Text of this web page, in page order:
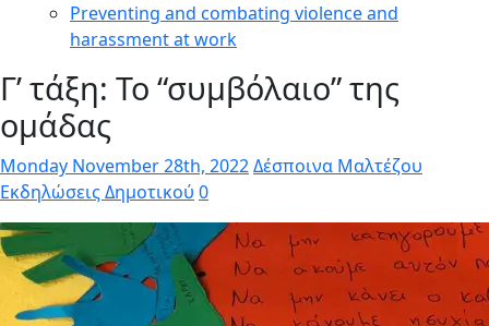
Preventing and combating violence and
harassment at work
Γ’ τάξη: Το “συμβόλαιο” της
ομάδας
Monday November 28th, 2022Δέσποινα Μαλτέζου
Εκδηλώσεις Δημοτικού 0